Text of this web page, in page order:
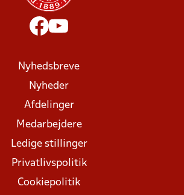
Nyhedsbreve
Nyheder
Afdelinger
Medarbejdere
Ledige stillinger
Privatlivspolitik
Cookiepolitik